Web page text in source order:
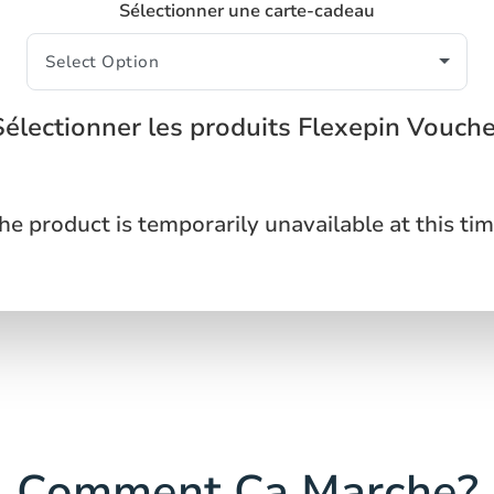
Sélectionner une carte-cadeau
les produits Flexepin
product is temporarily unavailable at this